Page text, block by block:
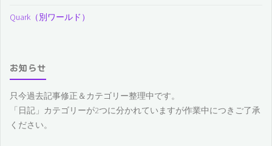
Quark（別ワールド）
お知らせ
只今過去記事修正＆カテゴリー整理中です。
「日記」カテゴリーが2つに分かれていますが作業中につきご了承
ください。